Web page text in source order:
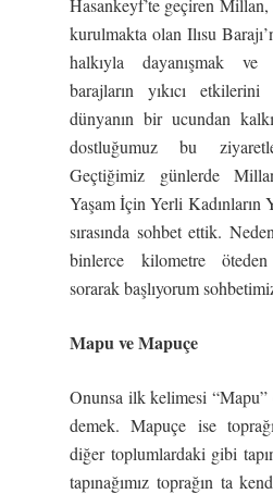
Hasankeyf’te geçiren
kurulmakta olan Ilısu
halkıyla dayanışmak ve
barajların yıkıcı
dünyanın bir ucundan
dostluğumuz bu
Geçtiğimiz günlerde
Yaşam İçin Yerli Kadınların
sırasında sohbet ettik.
binlerce kilometre
sorarak başlıyorum
Mapu ve Mapuçe
Onunsa ilk kelimesi
demek. Mapuçe ise
diğer toplumlardaki gibi
tapınağımız toprağın ta